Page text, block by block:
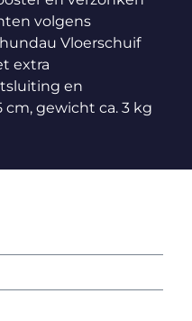
volgens
Vloerschuif
extra
en
cm, gewicht ca. 3 kg